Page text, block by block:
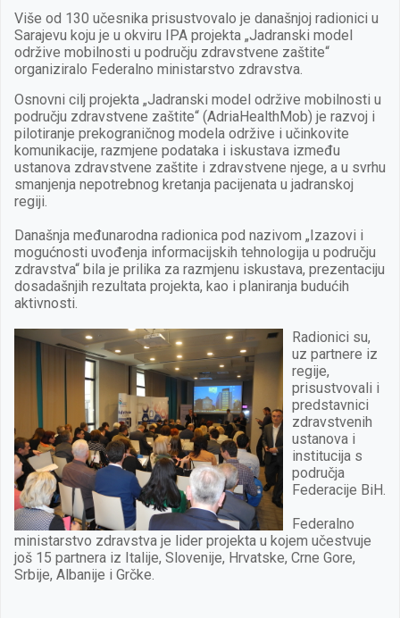
Više od 130 učesnika prisustvovalo je današnjoj radionici u
Sarajevu koju je u okviru IPA projekta „Jadranski model
održive mobilnosti u području zdravstvene zaštite“
organiziralo Federalno ministarstvo zdravstva.
Osnovni cilj projekta „Jadranski model održive mobilnosti u
području zdravstvene zaštite“ (AdriaHealthMob) je razvoj i
pilotiranje prekograničnog modela održive i učinkovite
komunikacije, razmjene podataka i iskustava između
ustanova zdravstvene zaštite i zdravstvene njege, a u svrhu
smanjenja nepotrebnog kretanja pacijenata u jadranskoj
regiji.
Današnja međunarodna radionica pod nazivom „Izazovi i
mogućnosti uvođenja informacijskih tehnologija u području
zdravstva“ bila je prilika za razmjenu iskustava, prezentaciju
dosadašnjih rezultata projekta, kao i planiranja budućih
aktivnosti.
Radionici su,
uz partnere iz
regije,
prisustvovali i
predstavnici
zdravstvenih
ustanova i
institucija s
područja
Federacije BiH.
Federalno
ministarstvo zdravstva je lider projekta u kojem učestvuje
još 15 partnera iz Italije, Slovenije, Hrvatske, Crne Gore,
Srbije, Albanije i Grčke.